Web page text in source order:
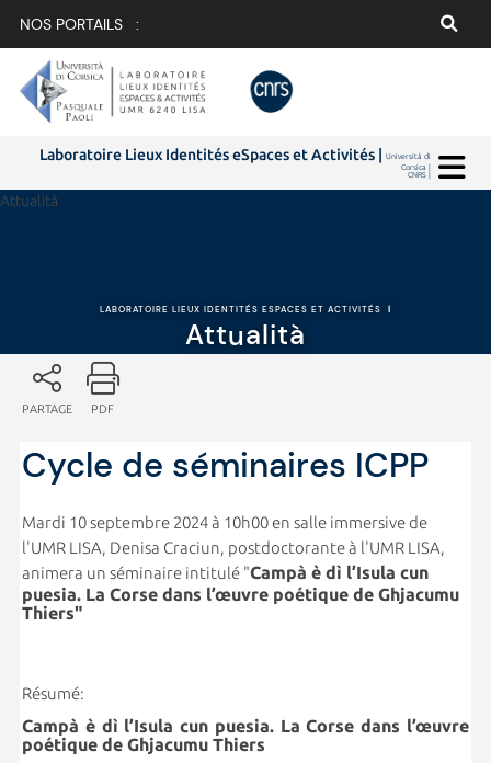
NOS PORTAILS :
Laboratoire Lieux Identités eSpaces et Activités |Università di
Corsica |
CNRS |
Attualità
LABORATOIRE LIEUX IDENTITÉS ESPACES ET ACTIVITÉS |
Attualità
PARTAGE PDF
Cycle de séminaires ICPP
Mardi 10 septembre 2024 à 10h00 en salle immersive de
l'UMR LISA, Denisa Craciun, postdoctorante à l'UMR LISA,
animera un séminaire intitulé "Campà è dì l’Isula cun
puesia. La Corse dans l’œuvre poétique de Ghjacumu
Thiers"
Résumé:
Campà è dì l’Isula cun puesia. La Corse dans l’œuvre
poétique de Ghjacumu Thiers